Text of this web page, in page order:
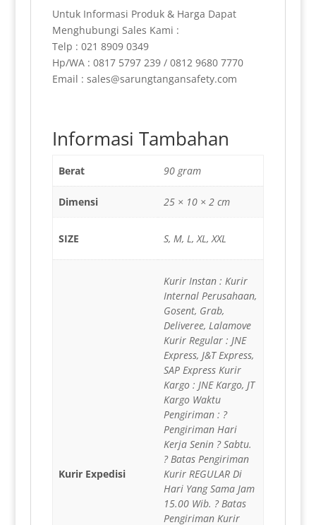
Untuk Informasi Produk & Harga Dapat
Menghubungi Sales Kami :
Telp : 021 8909 0349
Hp/WA : 0817 5797 239 / 0812 9680 7770
Email : sales@sarungtangansafety.com
Informasi Tambahan
Berat 90 gram
Dimensi 25 × 10 × 2 cm
SIZE S, M, L, XL, XXL
Kurir Expedisi
Kurir Instan : Kurir
Internal Perusahaan,
Gosent, Grab,
Deliveree, Lalamove
Kurir Regular : JNE
Express, J&T Express,
SAP Express Kurir
Kargo : JNE Kargo, JT
Kargo Waktu
Pengiriman : ?
Pengiriman Hari
Kerja Senin ? Sabtu.
? Batas Pengiriman
Kurir REGULAR Di
Hari Yang Sama Jam
15.00 Wib. ? Batas
Pengiriman Kurir